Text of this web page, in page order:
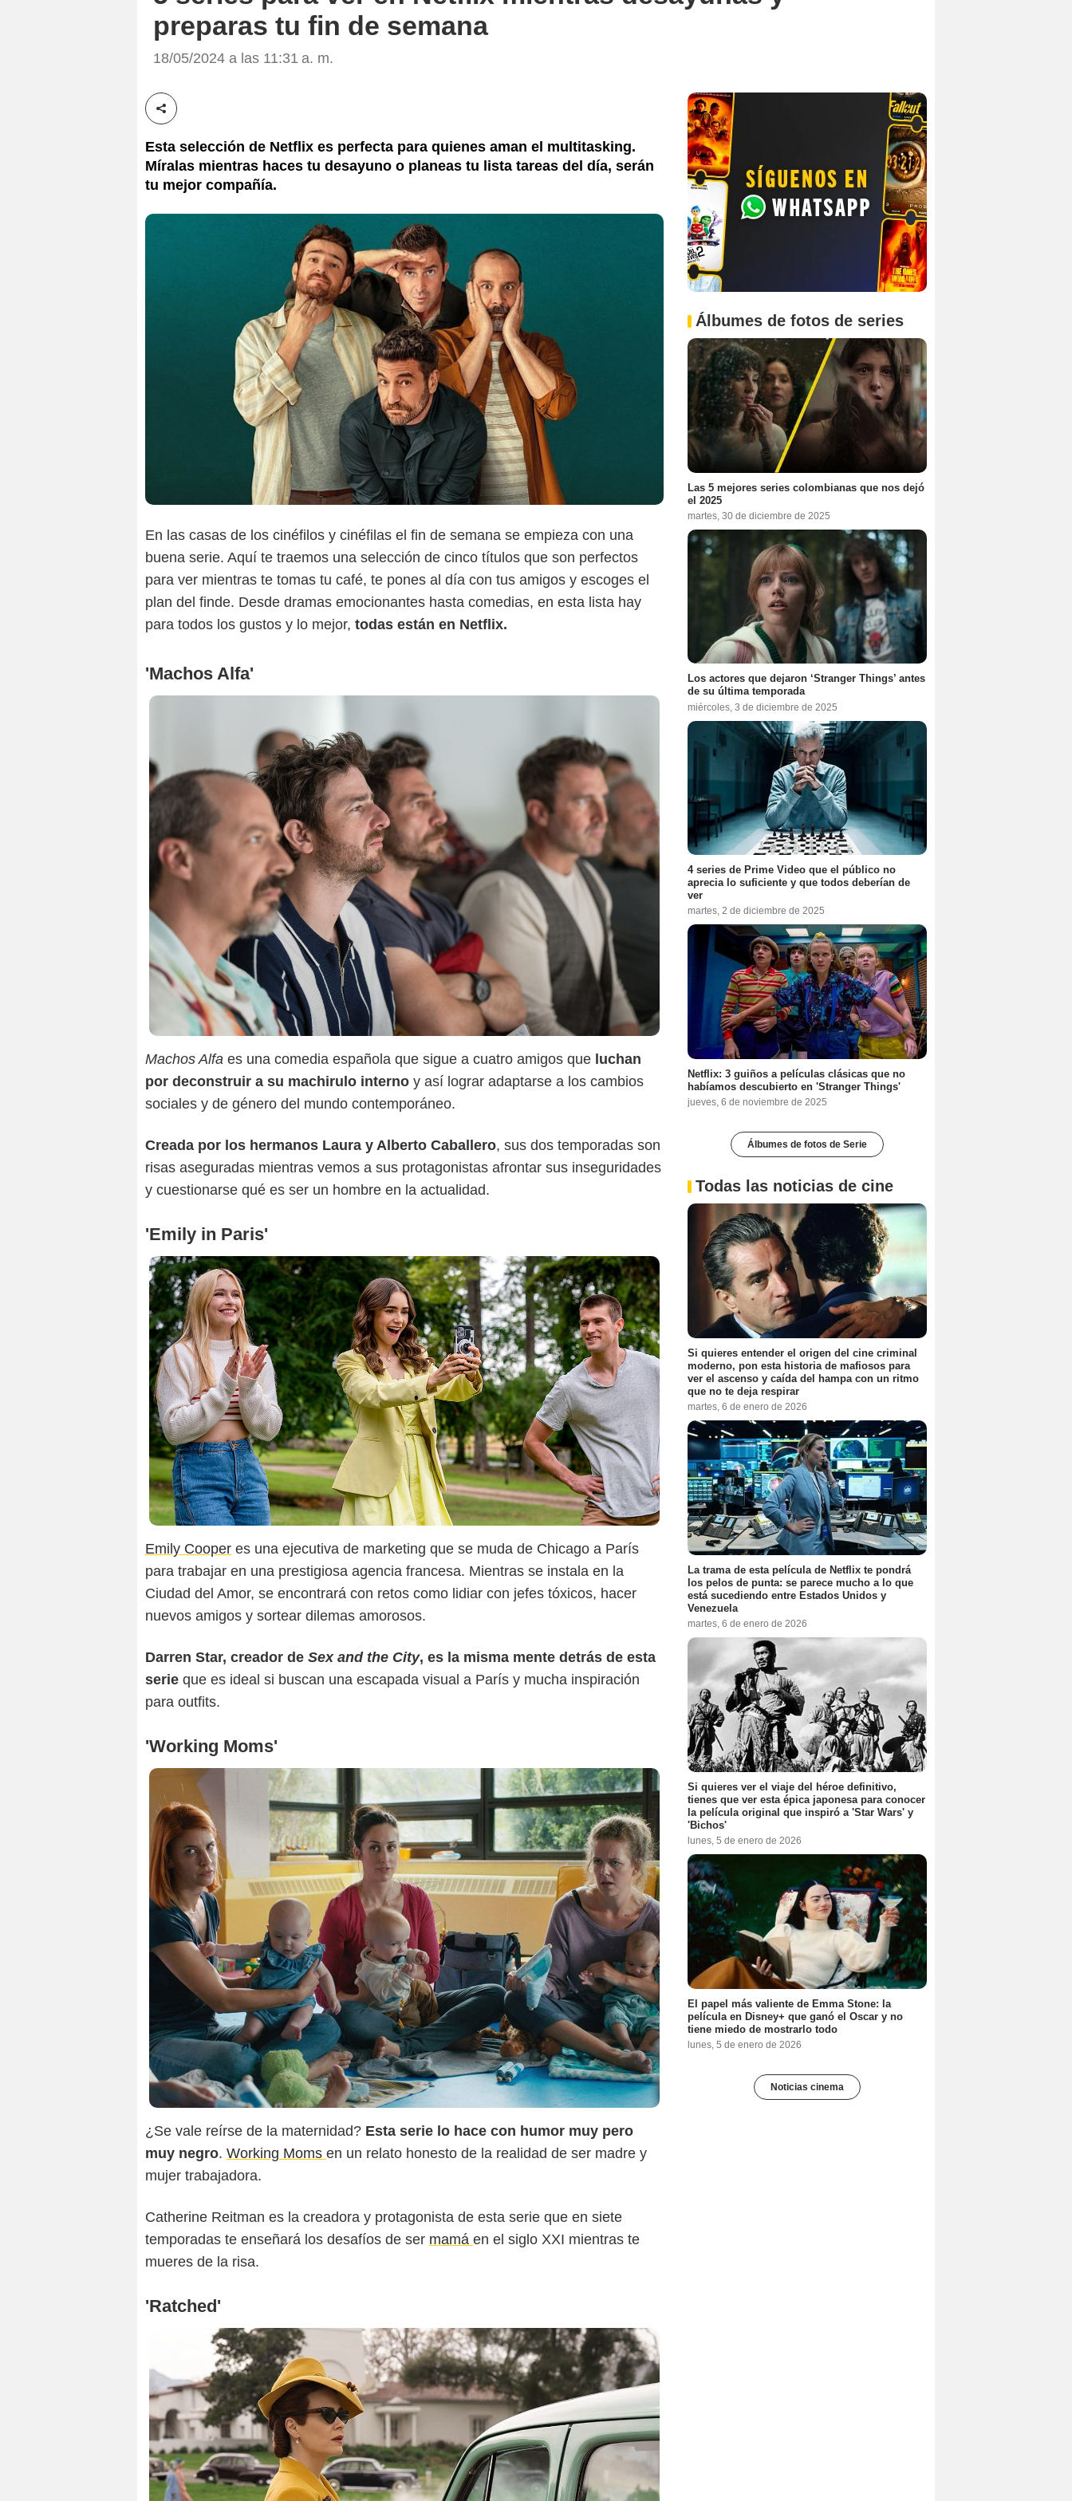
preparas tu fin de semana
18/05/2024 a las 11:31 a. m.
Compartir esta noticia
Esta selección de Netflix es perfecta para quienes aman el multitasking.
Míralas mientras haces tu desayuno o planeas tu lista tareas del día, serán
tu mejor compañía.
En las casas de los cinéfilos y cinéfilas el fin de semana se empieza con una
buena serie. Aquí te traemos una selección de cinco títulos que son perfectos
para ver mientras te tomas tu café, te pones al día con tus amigos y escoges el
plan del finde. Desde dramas emocionantes hasta comedias, en esta lista hay
para todos los gustos y lo mejor, todas están en Netflix.
'Machos Alfa'
Elle
Machos Alfa es una comedia española que sigue a cuatro amigos que luchan
por deconstruir a su machirulo interno y así lograr adaptarse a los cambios
sociales y de género del mundo contemporáneo.
Creada por los hermanos Laura y Alberto Caballero, sus dos temporadas son
risas aseguradas mientras vemos a sus protagonistas afrontar sus inseguridades
y cuestionarse qué es ser un hombre en la actualidad.
'Emily in Paris'
Netflix
Emily Cooper es una ejecutiva de marketing que se muda de Chicago a París
para trabajar en una prestigiosa agencia francesa. Mientras se instala en la
Ciudad del Amor, se encontrará con retos como lidiar con jefes tóxicos, hacer
nuevos amigos y sortear dilemas amorosos.
Darren Star, creador de Sex and the City, es la misma mente detrás de esta
serie que es ideal si buscan una escapada visual a París y mucha inspiración
para outfits.
'Working Moms'
VOX
¿Se vale reírse de la maternidad? Esta serie lo hace con humor muy pero
muy negro. Working Moms en un relato honesto de la realidad de ser madre y
mujer trabajadora.
Catherine Reitman es la creadora y protagonista de esta serie que en siete
temporadas te enseñará los desafíos de ser mamá en el siglo XXI mientras te
mueres de la risa.
'Ratched'
Indie Hoy
Álbumes de fotos de series
Las 5 mejores series colombianas que nos dejó
el 2025
martes, 30 de diciembre de 2025
Los actores que dejaron ‘Stranger Things’ antes
de su última temporada
miércoles, 3 de diciembre de 2025
4 series de Prime Video que el público no
aprecia lo suficiente y que todos deberían de
ver
martes, 2 de diciembre de 2025
Netflix: 3 guiños a películas clásicas que no
habíamos descubierto en 'Stranger Things'
jueves, 6 de noviembre de 2025
Álbumes de fotos de Serie
Todas las noticias de cine
Si quieres entender el origen del cine criminal
moderno, pon esta historia de mafiosos para
ver el ascenso y caída del hampa con un ritmo
que no te deja respirar
martes, 6 de enero de 2026
La trama de esta película de Netflix te pondrá
los pelos de punta: se parece mucho a lo que
está sucediendo entre Estados Unidos y
Venezuela
martes, 6 de enero de 2026
Si quieres ver el viaje del héroe definitivo,
tienes que ver esta épica japonesa para conocer
la película original que inspiró a 'Star Wars' y
'Bichos'
lunes, 5 de enero de 2026
El papel más valiente de Emma Stone: la
película en Disney+ que ganó el Oscar y no
tiene miedo de mostrarlo todo
lunes, 5 de enero de 2026
Noticias cinema